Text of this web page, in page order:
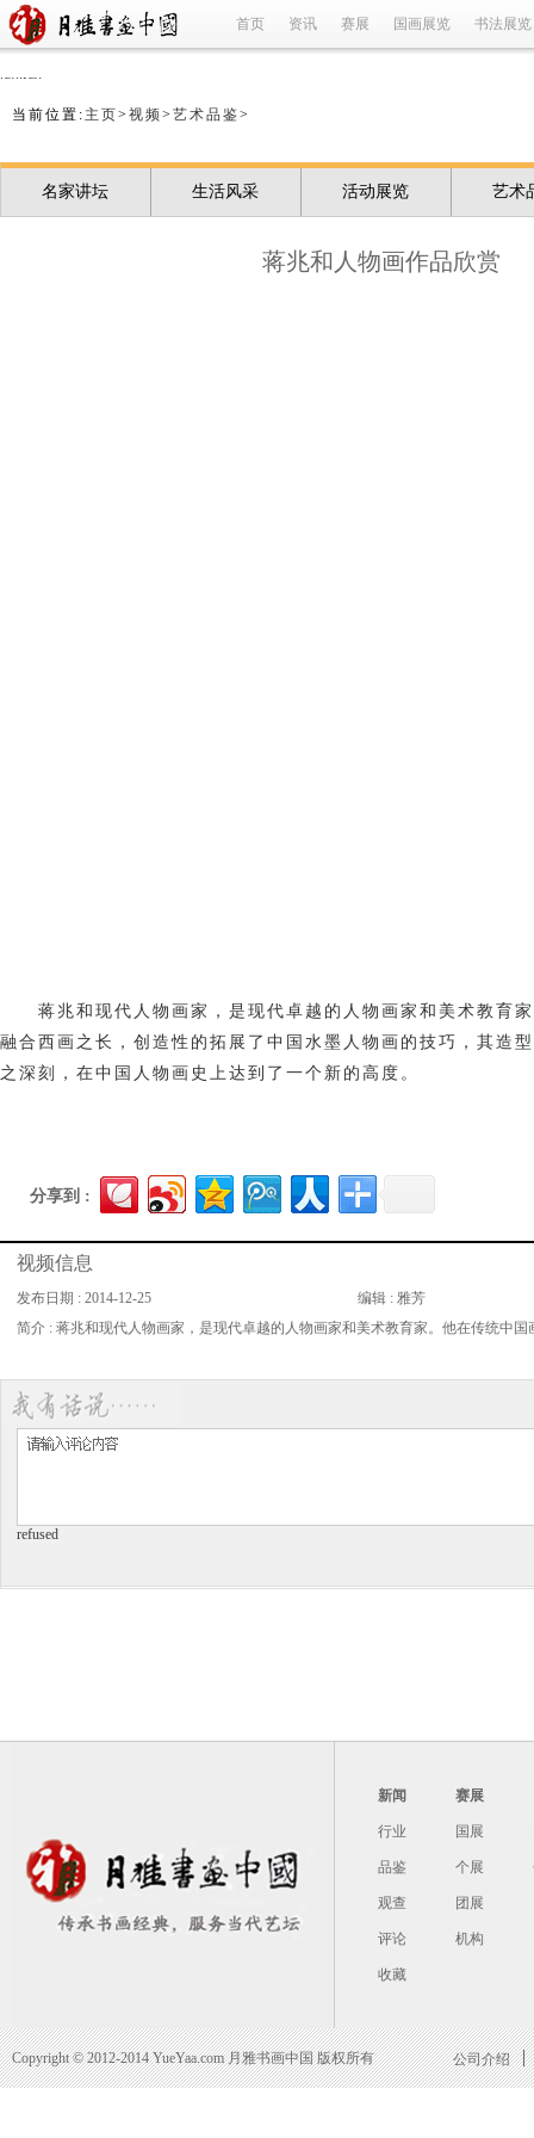
首页 资讯 赛展 国画展览 书法展览
refused
当前位置: 主页> 视频> 艺术品鉴>
名家讲坛 生活风采 活动展览 艺术
蒋兆和人物画作品欣赏
蒋兆和现代人物画家，是现代卓越的人物画家和美术教育
融合西画之长，创造性的拓展了中国水墨人物画的技巧，其造
之深刻，在中国人物画史上达到了一个新的高度。
分享到 :
视频信息
发布日期 : 2014-12-25
编辑 : 雅芳
简介 : 蒋兆和现代人物画家，是现代卓越的人物画家和美术教育家。他在传统中
refused
新闻
行业
品鉴
观查
评论
收藏
赛展
国展
个展
团展
机构
Copyright © 2012-2014 YueYaa.com 月雅书画中国 版权所有 公司介绍